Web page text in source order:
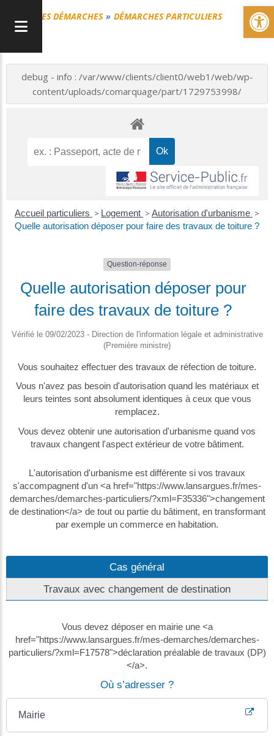
MES DÉMARCHES DÉMARCHES PARTICULIERS
debug - info : /var/www/clients/client0/web1/web/wp-
content/uploads/comarquage/part/1729753998/
Accueil particuliers > Logement > Autorisation d'urbanisme >
Quelle autorisation déposer pour faire des travaux de toiture ?
Question-réponse
Quelle autorisation déposer pour
faire des travaux de toiture ?
Vérifié le 09/02/2023 - Direction de l'information légale et administrative
(Première ministre)
Vous souhaitez effectuer des travaux de réfection de toiture.
Vous n'avez pas besoin d'autorisation quand les matériaux et
leurs teintes sont absolument identiques à ceux que vous
remplacez.
Vous devez obtenir une autorisation d'urbanisme quand vos
travaux changent l'aspect extérieur de votre bâtiment.
L'autorisation d'urbanisme est différente si vos travaux
s'accompagnent d'un <a href="https://www.lansargues.fr/mes-
demarches/demarches-particuliers/?xml=F35336">changement
de destination</a> de tout ou partie du bâtiment, en transformant
par exemple un commerce en habitation.
Cas général
Travaux avec changement de destination
Vous devez déposer en mairie une <a
href="https://www.lansargues.fr/mes-demarches/demarches-
particuliers/?xml=F17578">déclaration préalable de travaux (DP)
</a>.
Où s’adresser ?
Mairie